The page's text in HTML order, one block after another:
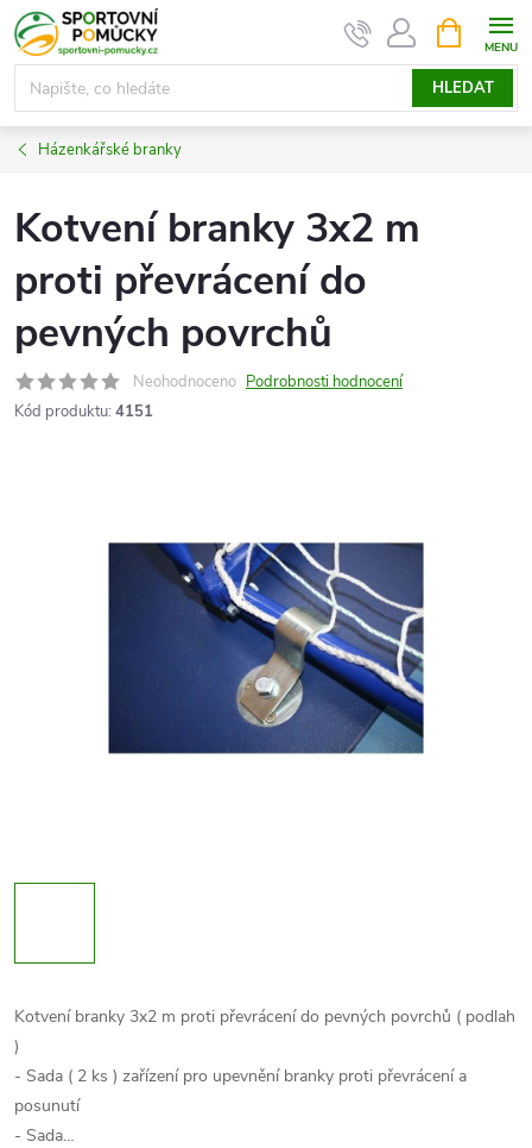
Přejít
na
obsah
HLEDAT
NÁKUPNÍ
KOŠÍK
Házenkářské branky
Kotvení branky 3x2 m
proti převrácení do
pevných povrchů
Neohodnoceno Podrobnosti hodnocení
Kód produktu: 4151
Kotvení branky 3x2 m proti převrácení do pevných povrchů ( podlah
)
- Sada ( 2 ks ) zařízení pro upevnění branky proti převrácení a
posunutí
- Sada…